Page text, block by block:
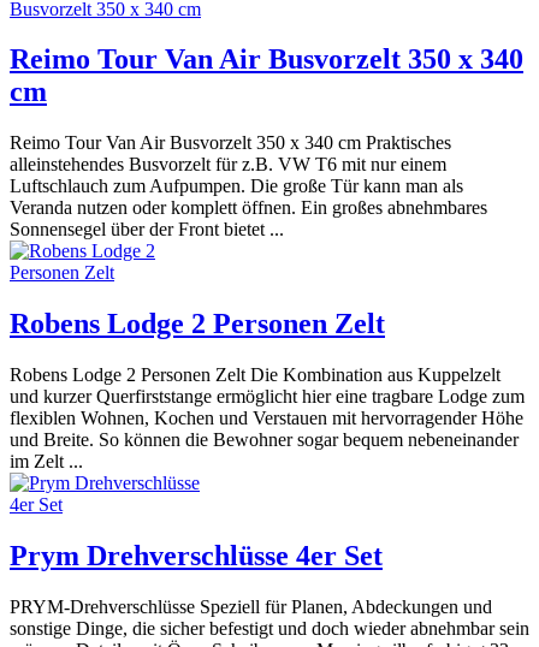
Reimo Tour Van Air Busvorzelt 350 x 340
cm
Reimo Tour Van Air Busvorzelt 350 x 340 cm Praktisches
alleinstehendes Busvorzelt für z.B. VW T6 mit nur einem
Luftschlauch zum Aufpumpen. Die große Tür kann man als
Veranda nutzen oder komplett öffnen. Ein großes abnehmbares
Sonnensegel über der Front bietet ...
Robens Lodge 2 Personen Zelt
Robens Lodge 2 Personen Zelt Die Kombination aus Kuppelzelt
und kurzer Querfirststange ermöglicht hier eine tragbare Lodge zum
flexiblen Wohnen, Kochen und Verstauen mit hervorragender Höhe
und Breite. So können die Bewohner sogar bequem nebeneinander
im Zelt ...
Prym Drehverschlüsse 4er Set
PRYM-Drehverschlüsse Speziell für Planen, Abdeckungen und
sonstige Dinge, die sicher befestigt und doch wieder abnehmbar sein